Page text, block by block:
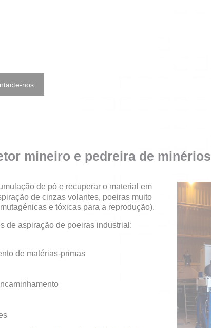
nos
mineiro e pedreira de minérios
de pó e recuperar o material em
de cinzas volantes, poeiras muito
e tóxicas para a reprodução).
de aspiração de poeiras industrial:
de matérias-primas